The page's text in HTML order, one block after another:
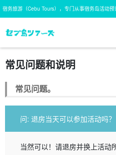
宿务旅游（Cebu Tours），专门从事宿务岛活动预
常见问题和说明
常见问题。
问: 退房当天可以参加活动吗？
当然可以！请退房并换上活动